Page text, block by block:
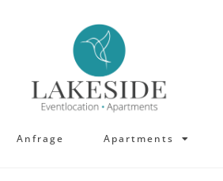
Anfrage
Anfrage Apartments